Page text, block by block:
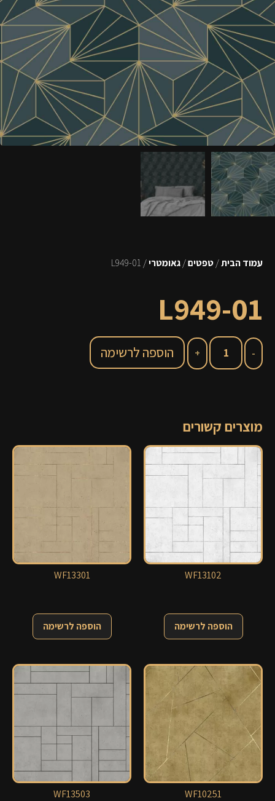
עמוד הבית/טפטים/גאומטרי/ L949-01
L949-01
הוספה לרשימה
מוצרים קשורים
WF13102
הוספה לרשימה
WF13301
הוספה לרשימה
WF10251
WF13503